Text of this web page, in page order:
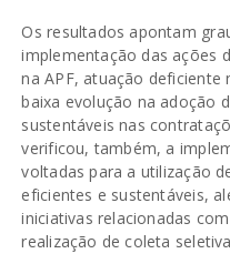
Os resultados apontam
implementação das ações
na APF, atuação deficiente
baixa evolução na adoção
sustentáveis nas
verificou, também, a
voltadas para a utilização
eficientes e sustentáveis,
iniciativas relacionadas
realização de coleta